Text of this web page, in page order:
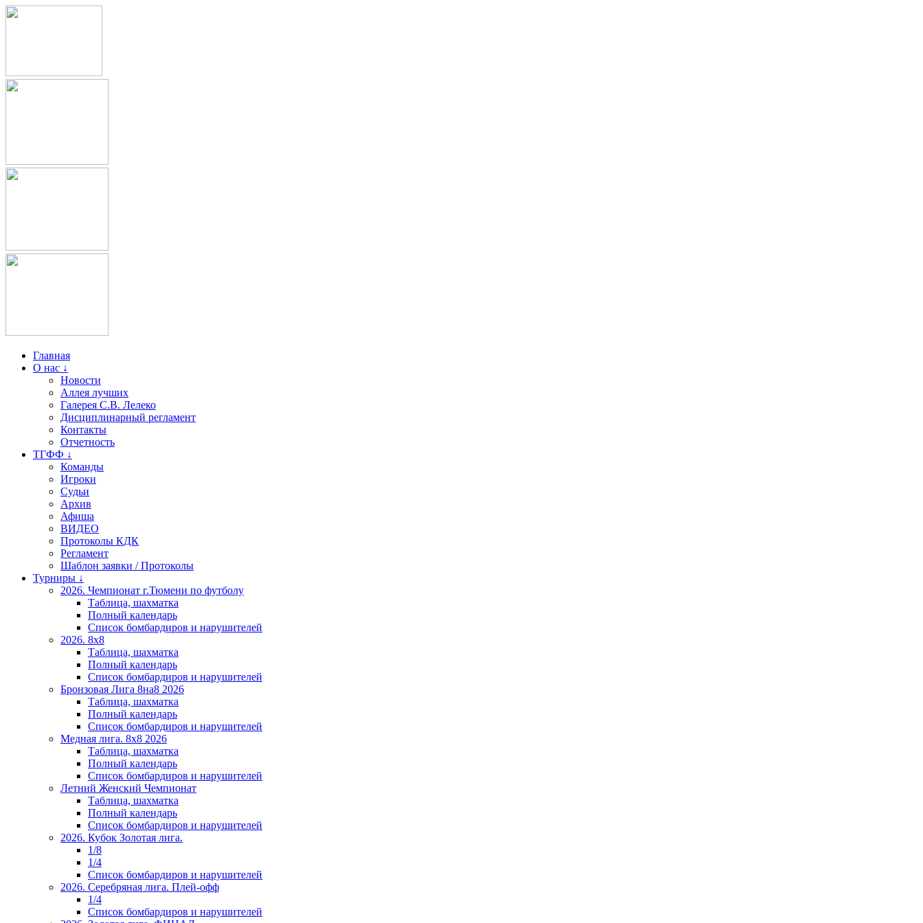
Главная
О нас ↓
Новости
Аллея лучших
Галерея С.В. Лелеко
Дисциплинарный регламент
Контакты
Отчетность
ТГФФ ↓
Команды
Игроки
Судьи
Архив
Афиша
ВИДЕО
Протоколы КДК
Регламент
Шаблон заявки / Протоколы
Турниры ↓
2026. Чемпионат г.Тюмени по футболу
Таблица, шахматка
Полный календарь
Список бомбардиров и нарушителей
2026. 8х8
Таблица, шахматка
Полный календарь
Список бомбардиров и нарушителей
Бронзовая Лига 8на8 2026
Таблица, шахматка
Полный календарь
Список бомбардиров и нарушителей
Медная лига. 8x8 2026
Таблица, шахматка
Полный календарь
Список бомбардиров и нарушителей
Летний Женский Чемпионат
Таблица, шахматка
Полный календарь
Список бомбардиров и нарушителей
2026. Кубок Золотая лига.
1/8
1/4
Список бомбардиров и нарушителей
2026. Серебряная лига. Плей-офф
1/4
Список бомбардиров и нарушителей